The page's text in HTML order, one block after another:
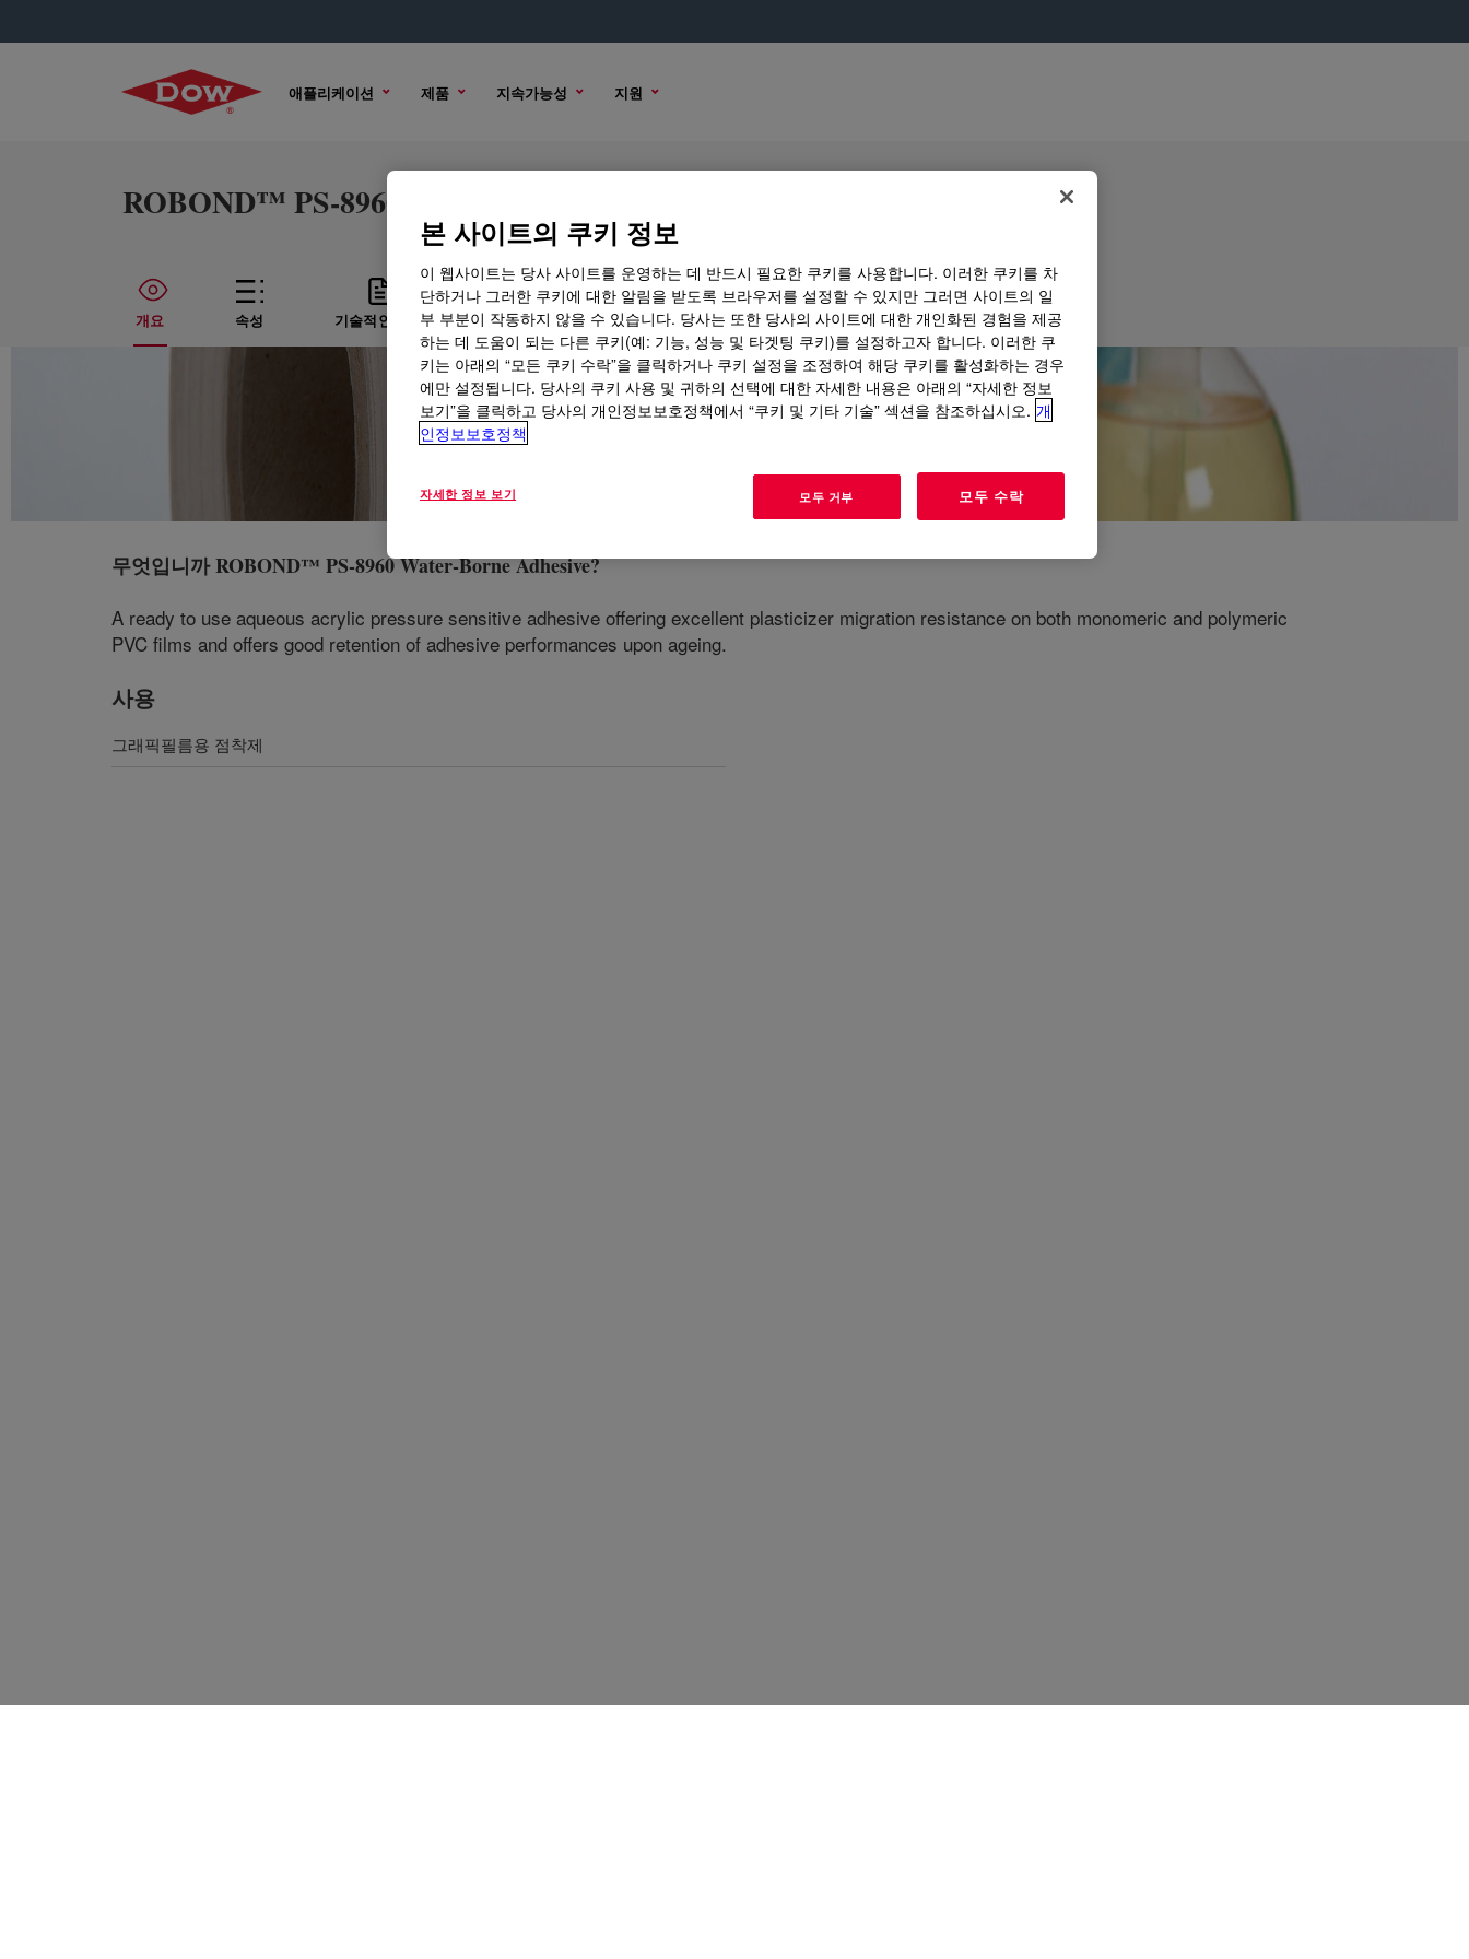
애플리케이션 제품 지속가능성 지원
ROBOND™ PS-8960 Water-Borne Adhesive
개요 속성 기술적인 내용 샘플 옵션 구매 옵션
무엇입니까ROBOND™ PS-8960 Water-Borne Adhesive?
A ready to use aqueous acrylic pressure sensitive adhesive offering excellent plasticizer migration resistance on both monomeric and polymeric
PVC films and offers good retention of adhesive performances upon ageing.
사용
그래픽필름용 점착제
본 사이트의 쿠키 정보
이 웹사이트는 당사 사이트를 운영하는 데 반드시 필요한 쿠키를 사용합니다. 이러한 쿠키를 차
단하거나 그러한 쿠키에 대한 알림을 받도록 브라우저를 설정할 수 있지만 그러면 사이트의 일
부 부분이 작동하지 않을 수 있습니다. 당사는 또한 당사의 사이트에 대한 개인화된 경험을 제공
하는 데 도움이 되는 다른 쿠키(예: 기능, 성능 및 타겟팅 쿠키)를 설정하고자 합니다. 이러한 쿠
키는 아래의 “모든 쿠키 수락”을 클릭하거나 쿠키 설정을 조정하여 해당 쿠키를 활성화하는 경우
에만 설정됩니다. 당사의 쿠키 사용 및 귀하의 선택에 대한 자세한 내용은 아래의 “자세한 정보
보기”을 클릭하고 당사의 개인정보보호정책에서 “쿠키 및 기타 기술” 섹션을 참조하십시오. 개
인정보보호정책
자세한 정보 보기 모두 거부 모두 수락